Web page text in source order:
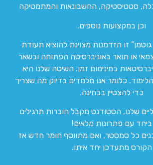
סטטיסטיקה, החשבונאות והמתמטיקה
וכן במקצועות נוספים.
זו הזדמנות מצוינת להוציא תעודת
או תואר באוניברסיטה הפתוחה ובשאר
במינימום זמן. השיטה שלנו היא
כלומר אנו מלמדים בדיוק מה שצריך
כדי להצטיין בבחינה.
שלנו, הסטודנט מקבל חוברות תרגילים
ביחד עם פתרונות מלאים!
כל סמסטר, ואם מתווסף חומר חדש אז
הקורס מתעדכן יחד איתו.